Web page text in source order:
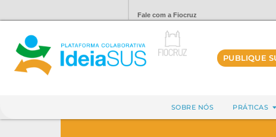
Fale com a Fiocruz
PUBLIQUE
SOBRE NÓS PRÁTICAS